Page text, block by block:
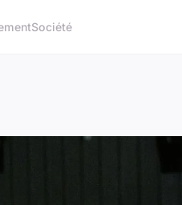
Société